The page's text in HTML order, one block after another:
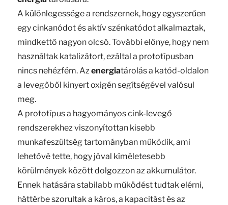
A különlegessége a rendszernek, hogy egyszerűen
egy cinkanódot és aktív szénkatódot alkalmaztak,
mindkettő nagyon olcsó. További előnye, hogy nem
használtak katalizátort, ezáltal a prototípusban
nincs nehézfém. Azenergiatárolás a katód-oldalon
a levegőből kinyert oxigén segítségével valósul
meg.
A prototípus a hagyományos cink-levegő
rendszerekhez viszonyítottan kisebb
munkafeszültség tartományban működik, ami
lehetővé tette, hogy jóval kíméletesebb
körülmények között dolgozzon az akkumulátor.
Ennek hatására stabilabb működést tudtak elérni,
háttérbe szorultak a káros, a kapacitást és az